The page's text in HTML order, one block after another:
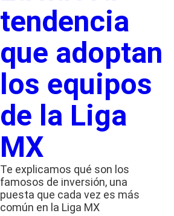
tendencia
que adoptan
los equipos
de la Liga
MX
Te explicamos qué son los
famosos de inversión, una
puesta que cada vez es más
común en la Liga MX